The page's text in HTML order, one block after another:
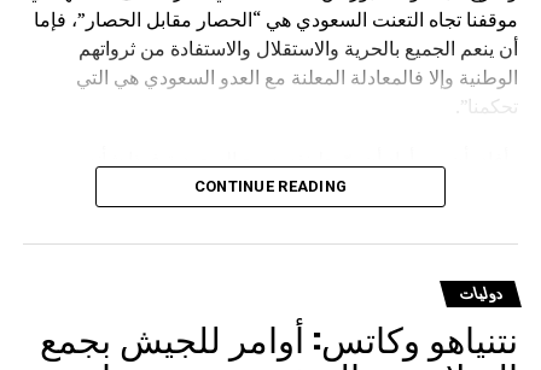
موقفنا تجاه التعنت السعودي هي “الحصار مقابل الحصار”، فإما
أن ينعم الجميع بالحرية والاستقلال والاستفادة من ثرواتهم
الوطنية وإلا فالمعادلة المعلنة مع العدو السعودي هي التي
تحكمنا”.
وسيدفع ثمنا باهظا نتيجة قراره الخاطئ، مؤكدا أنهم يتحركون
المشروعة للشعوب إلا قانون الغاب، مشيرا إلى أن على
السعودية أن تعي جيدا أن المخرج الوحيد لرفع الحصار عنها يتمثل
في رفع الحصار عن اليمن.
CONTINUE READING
دوليات
نتنياهو وكاتس: أوامر للجيش بجمع